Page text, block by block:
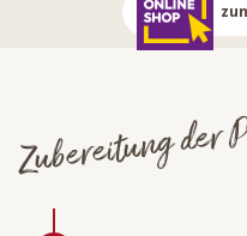
Zubereitung der